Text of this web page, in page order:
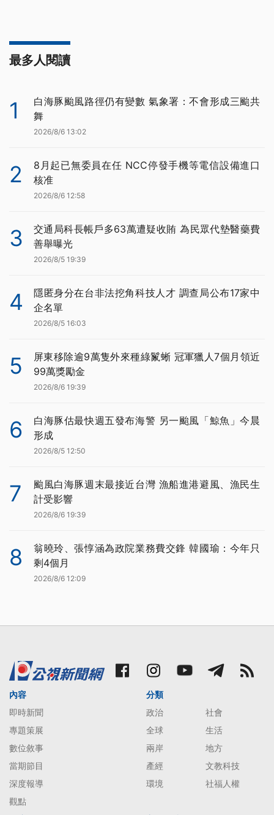
最多人閱讀
1
白海豚颱風路徑仍有變數 氣象署：不會形成三颱共
舞
2026/8/6 13:02
2
8月起已無委員在任 NCC停發手機等電信設備進口
核准
2026/8/6 12:58
3
交通局科長帳戶多63萬遭疑收賄 為民眾代墊醫藥費
善舉曝光
2026/8/5 19:39
4
隱匿身分在台非法挖角科技人才 調查局公布17家中
企名單
2026/8/5 16:03
5
屏東移除逾9萬隻外來種綠鬣蜥 冠軍獵人7個月領近
99萬獎勵金
2026/8/6 19:39
6
白海豚估最快週五發布海警 另一颱風「鯨魚」今晨
形成
2026/8/5 12:50
7
颱風白海豚週末最接近台灣 漁船進港避風、漁民生
計受影響
2026/8/6 19:39
8
翁曉玲、張惇涵為政院業務費交鋒 韓國瑜：今年只
剩4個月
2026/8/6 12:09
內容
即時新聞
專題策展
數位敘事
當期節目
深度報導
觀點
分類
政治
社會
全球
生活
兩岸
地方
產經
文教科技
環境
社福人權